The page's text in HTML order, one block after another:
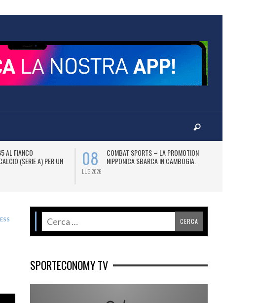
AL FIANCO
(SERIE A) PER UN
08
LUG 2026
COMBAT SPORTS – LA PROMOTION
NIPPONICA SBARCA IN CAMBOGIA.
SPORTECONOMY TV